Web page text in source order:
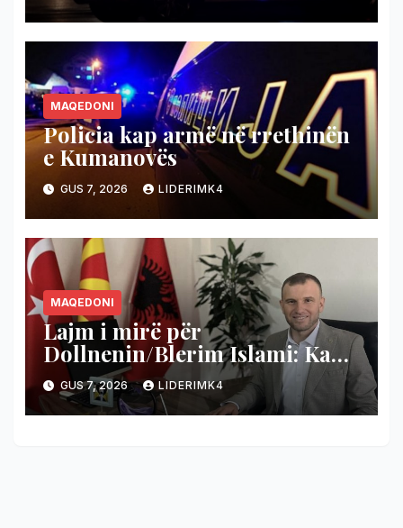
MAQEDONI
Policia kap armë në rrethinën
e Kumanovës
GUS 7, 2026 LIDERIMK4
MAQEDONI
Lajm i mirë për
Dollnenin/Blerim Islami: Ka
nisur projekti i shumëpritur
për rrugën Cërnilishtë–
Ropotovë
GUS 7, 2026 LIDERIMK4